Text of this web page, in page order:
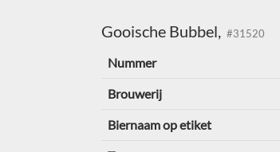
Gooische Bubbel, #31520
Nummer
Brouwerij
Biernaam op etiket